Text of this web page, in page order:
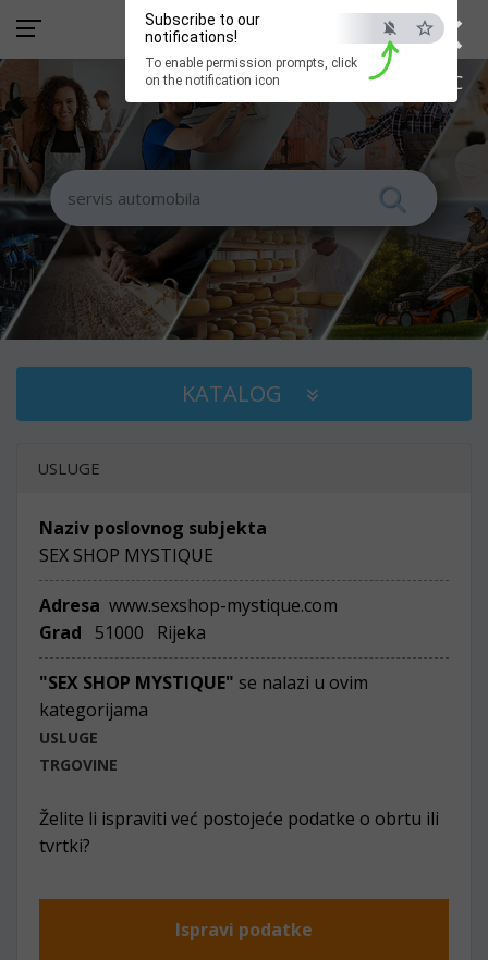
×
ESC
Subscribe to our
notifications!
To enable permission prompts, click
on the notification icon
KATALOG
USLUGE
Naziv poslovnog subjekta
SEX SHOP MYSTIQUE
Adresa www.sexshop-mystique.com
Grad
51000 Rijeka
"SEX SHOP MYSTIQUE" se nalazi u ovim
kategorijama
USLUGE
TRGOVINE
Želite li ispraviti već postojeće podatke o obrtu ili
tvrtki?
Ispravi podatke